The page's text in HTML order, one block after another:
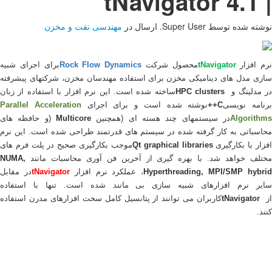
نفت و مخزن
Rock Flowبرای اجرای شبیه
مخزن، شرکتهای پیشرفته
افزار با استفاده از زبان
Parallel Acceleration
Multicore
)و حافظه های
طراحی شده است. این نرم
صحیح در پلت فرم های
محاسبات مانندNUMA,
افزارtNavigatorدر مقابل
است. تنها با استفاده
سخت افزارهای مدرن استفاده